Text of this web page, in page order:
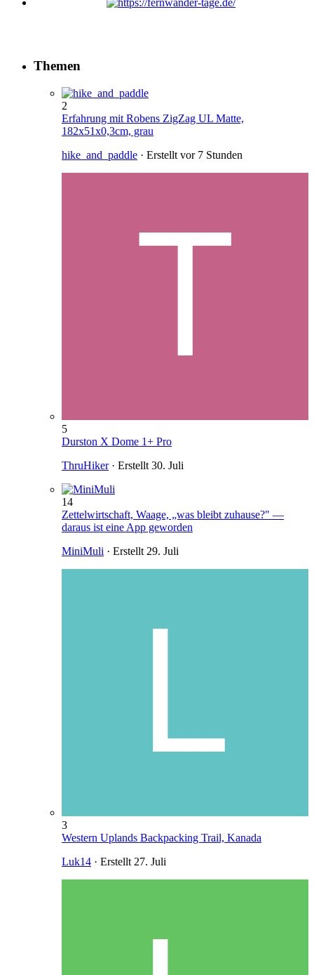
Themen
2
Erfahrung mit Robens ZigZag UL Matte,
182x51x0,3cm, grau
hike_and_paddle · Erstellt vor 7 Stunden
5
Durston X Dome 1+ Pro
ThruHiker· Erstellt 30. Juli
14
Zettelwirtschaft, Waage, „was bleibt zuhause?" —
daraus ist eine App geworden
MiniMuli · Erstellt 29. Juli
3
Western Uplands Backpacking Trail, Kanada
Luk14 · Erstellt 27. Juli